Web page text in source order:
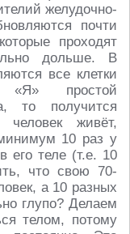
желудочно-
почти
проходят
дольше. В
все клетки
«Я» простой
то получится
живёт,
10 раз у
его теле (т.е. 10
что свою 70-
а 10 разных
глупо? Делаем
телом, потому